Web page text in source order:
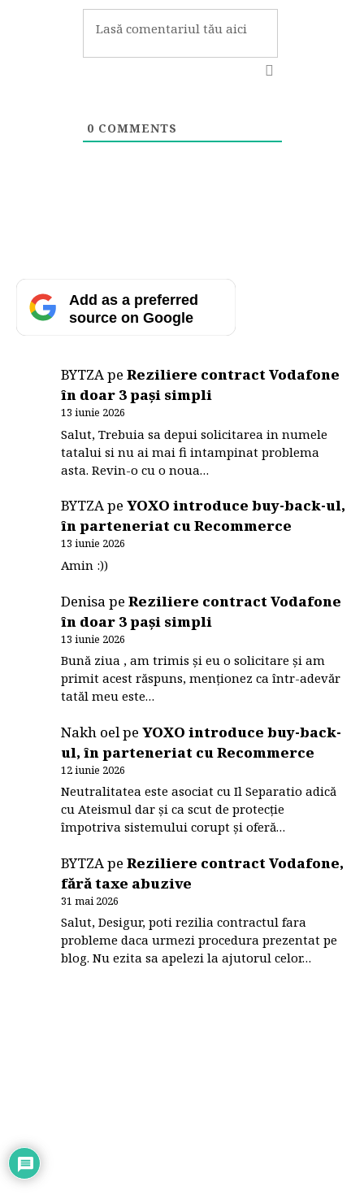
0 COMMENTS
Add as a preferred
source on Google
BYTZApeReziliere contract Vodafone
în doar 3 pași simpli
13 iunie 2026
Salut, Trebuia sa depui solicitarea in numele
tatalui si nu ai mai fi intampinat problema
asta. Revin-o cu o noua…
BYTZApeYOXO introduce buy-back-ul,
în parteneriat cu Recommerce
13 iunie 2026
Amin :))
Denisa peReziliere contract Vodafone
în doar 3 pași simpli
13 iunie 2026
Bună ziua , am trimis și eu o solicitare și am
primit acest răspuns, menționez ca într-adevăr
tatăl meu este…
Nakh oelpeYOXO introduce buy-back-
ul, în parteneriat cu Recommerce
12 iunie 2026
Neutralitatea este asociat cu Il Separatio adică
cu Ateismul dar și ca scut de protecție
împotriva sistemului corupt și oferă…
BYTZApeReziliere contract Vodafone,
fără taxe abuzive
31 mai 2026
Salut, Desigur, poti rezilia contractul fara
probleme daca urmezi procedura prezentat pe
blog. Nu ezita sa apelezi la ajutorul celor…